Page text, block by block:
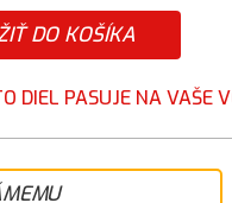
DO KOŠÍKA
DIEL PASUJE NA VAŠE